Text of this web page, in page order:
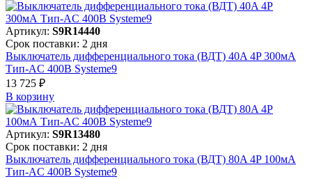
Артикул: S9R14440
Срок поставки: 2 дня
Выключатель дифференциального тока (ВДТ) 40A 4P 300мА
Тип-AC 400В Systeme9
13 725 ₽
В корзинy
Артикул: S9R13480
Срок поставки: 2 дня
Выключатель дифференциального тока (ВДТ) 80A 4P 100мА
Тип-AC 400В Systeme9